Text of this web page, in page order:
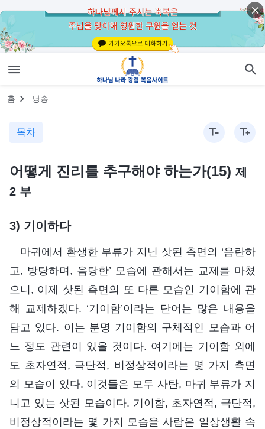
홈 낭송
목차
어떻게 진리를 추구해야 하는가(15) 제
2 부
3) 기이하다
마귀에서 환생한 부류가 지닌 삿된 측면의 ‘음란하
고, 방탕하며, 음탕한’ 모습에 관해서는 교제를 마쳤
으니, 이제 삿된 측면의 또 다른 모습인 기이함에 관
해 교제하겠다. ‘기이함’이라는 단어는 많은 내용을
담고 있다. 이는 분명 기이함의 구체적인 모습과 어
느 정도 관련이 있을 것이다. 여기에는 기이함 외에
도 초자연적, 극단적, 비정상적이라는 몇 가지 측면
의 모습이 있다. 이것들은 모두 사탄, 마귀 부류가 지
니고 있는 삿된 모습이다. 기이함, 초자연적, 극단적,
비정상적이라는 몇 가지 모습을 사람은 일상생활 속